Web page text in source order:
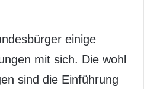
einige
mit sich. Die wohl
sind die Einführung